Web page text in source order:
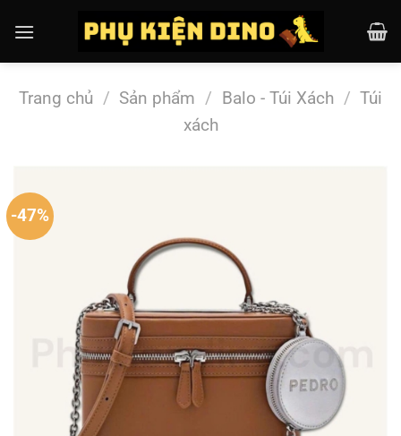
đến
Trang chủ / Sản phẩm / Balo - Túi Xách / Túi
xách
-47%